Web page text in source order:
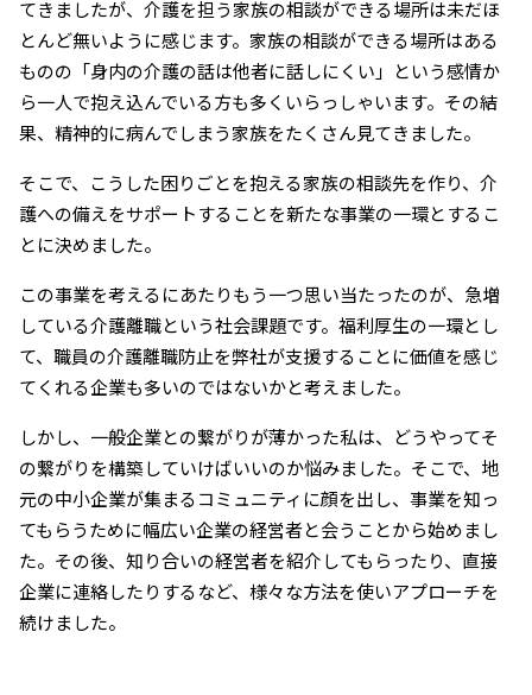
てきましたが、介護を担う家族の相談ができる場所は未だほ
とんど無いように感じます。家族の相談ができる場所はある
ものの「身内の介護の話は他者に話しにくい」という感情か
ら一人で抱え込んでいる方も多くいらっしゃいます。その結
果、精神的に病んでしまう家族をたくさん見てきました。
そこで、こうした困りごとを抱える家族の相談先を作り、介
護への備えをサポートすることを新たな事業の一環とするこ
とに決めました。
この事業を考えるにあたりもう一つ思い当たったのが、急増
している介護離職という社会課題です。福利厚生の一環とし
て、職員の介護離職防止を弊社が支援することに価値を感じ
てくれる企業も多いのではないかと考えました。
しかし、一般企業との繋がりが薄かった私は、どうやってそ
の繋がりを構築していけばいいのか悩みました。そこで、地
元の中小企業が集まるコミュニティに顔を出し、事業を知っ
てもらうために幅広い企業の経営者と会うことから始めまし
た。その後、知り合いの経営者を紹介してもらったり、直接
企業に連絡したりするなど、様々な方法を使いアプローチを
続けました。